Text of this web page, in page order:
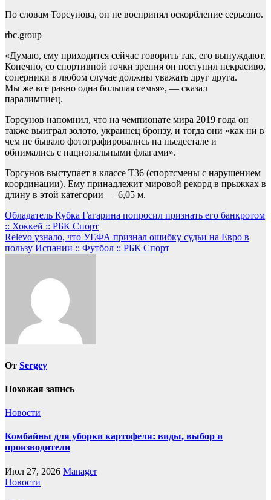
По словам Торсунова, он не воспринял оскорбление серьезно.
rbc.group
«Думаю, ему приходится сейчас говорить так, его вынуждают.
Конечно, со спортивной точки зрения он поступил некрасиво,
соперники в любом случае должны уважать друг друга.
Мы же все равно одна большая семья», — сказал
паралимпиец.
Торсунов напомнил, что на чемпионате мира 2019 года он
также выиграл золото, украинец бронзу, и тогда они «как ни в
чем не бывало фотографировались на пьедестале и
обнимались с национальными флагами».
Торсунов выступает в классе Т36 (спортсмены с нарушением
координации). Ему принадлежит мировой рекорд в прыжках в
длину в этой категории — 6,05 м.
Навигация
по
записям
Обладатель Кубка Гагарина попросил признать его банкротом
:: Хоккей :: РБК Спорт
Relevo узнало, что УЕФА признал ошибку судьи на Евро в
пользу Испании :: Футбол :: РБК Спорт
От Sergey
Похожая запись
Новости
Комбайны для уборки картофеля: виды, выбор и
производители
Июл 27, 2026 Manager
Новости